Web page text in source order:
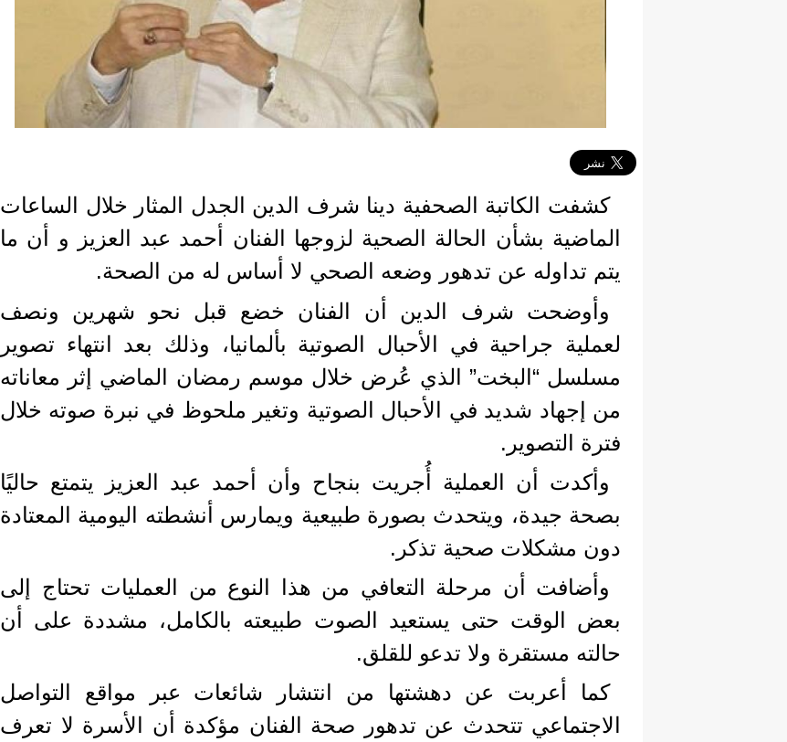
كشفت الكاتبة الصحفية دينا شرف الدين الجدل المثار خلال الساعات
الماضية بشأن الحالة الصحية لزوجها الفنان أحمد عبد العزيز و أن ما
يتم تداوله عن تدهور وضعه الصحي لا أساس له من الصحة.
وأوضحت شرف الدين أن الفنان خضع قبل نحو شهرين ونصف
لعملية جراحية في الأحبال الصوتية بألمانيا، وذلك بعد انتهاء تصوير
مسلسل “البخت” الذي عُرض خلال موسم رمضان الماضي إثر معاناته
من إجهاد شديد في الأحبال الصوتية وتغير ملحوظ في نبرة صوته خلال
فترة التصوير.
وأكدت أن العملية أُجريت بنجاح وأن أحمد عبد العزيز يتمتع حاليًا
بصحة جيدة، ويتحدث بصورة طبيعية ويمارس أنشطته اليومية المعتادة
دون مشكلات صحية تذكر.
وأضافت أن مرحلة التعافي من هذا النوع من العمليات تحتاج إلى
بعض الوقت حتى يستعيد الصوت طبيعته بالكامل، مشددة على أن
حالته مستقرة ولا تدعو للقلق.
كما أعربت عن دهشتها من انتشار شائعات عبر مواقع التواصل
الاجتماعي تتحدث عن تدهور صحة الفنان مؤكدة أن الأسرة لا تعرف